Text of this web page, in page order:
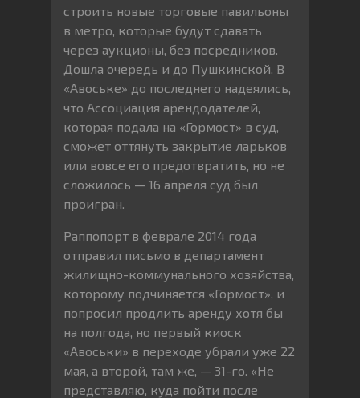
строить новые торговые павильоны
в метро, которые будут сдавать
через аукционы, без посредников.
Дошла очередь и до Пушкинской. В
«Авоське» до последнего надеялись,
что Ассоциация арендодателей,
которая подала на «Гормост» в суд,
сможет оттянуть закрытие ларьков
или вовсе его предотвратить, но не
сложилось — 16 апреля суд был
проигран.
Раппопорт в феврале 2014 года
отправил письмо в департамент
жилищно-коммунального хозяйства,
которому подчиняется «Гормост», и
попросил продлить аренду хотя бы
на полгода, но первый киоск
«Авоськи» в переходе убрали уже 22
мая, а второй, там же, — 31-го. «Не
представляю, куда пойти после